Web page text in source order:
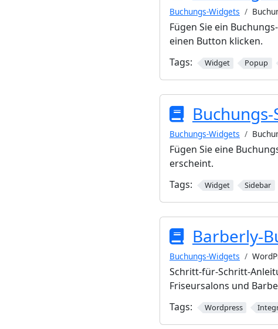
Buchungs-Widgets
Fügen Sie ein
einen Button klicken.
Tags:
Widget Popup
Buchungs-Widgets
Fügen Sie eine
erscheint.
Tags:
Widget Sidebar
Barberly-
Buchungs-Widgets
Schritt-für-Schritt-
Friseursalons und
Tags:
Wordpress